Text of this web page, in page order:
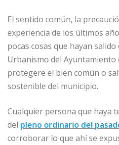
El sentido común, la
experiencia de los últimos
pocas cosas que hayan
Urbanismo del Ayuntamiento
protegere el bien común o
sostenible del municipio.
Cualquier persona que haya
del pleno ordinario del
corroborar lo que ahí se